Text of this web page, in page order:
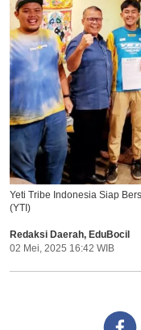
EduDana
Yeti Tribe Indonesia Siap
(YTI)
Redaksi Daerah, EduBocil
02 Mei, 2025 16:42 WIB